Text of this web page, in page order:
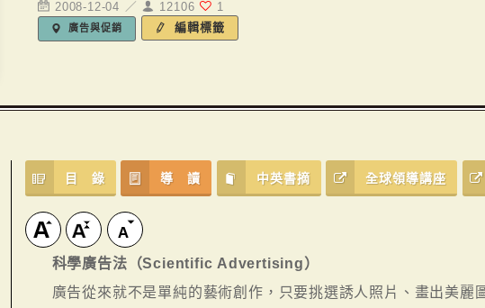
2008-12-04 ／ 12106 1
廣告與促銷 編輯標籤
目 錄 導 讀 中英書摘 全球領導講座
科學廣告法（Scientific Advertising）
廣告從來就不是單純的藝術創作，只要挑選誘人照片、畫出美麗